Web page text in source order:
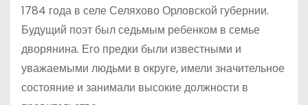
1784 года в селе Селяхово Орловской губернии.
Будущий поэт был седьмым ребенком в семье
дворянина. Его предки были известными и
уважаемыми людьми в округе, имели значительное
состояние и занимали высокие должности в